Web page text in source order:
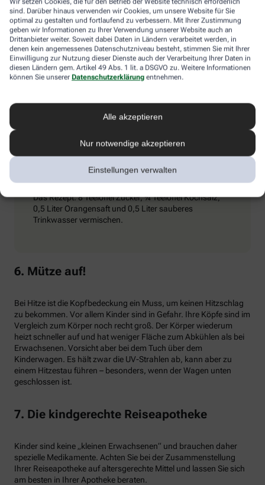
sind. Darüber hinaus verwenden wir Cookies, um unsere Website für Sie
optimal zu gestalten und fortlaufend zu verbessern. Mit Ihrer Zustimmung
geben wir Informationen zu Ihrer Verwendung unserer Website auch an
Drittanbieter weiter. Soweit dabei Daten in Ländern verarbeitet werden, in
denen kein angemessenes Datenschutzniveau besteht, stimmen Sie mit Ihrer
Einwilligung zur Nutzung dieser Dienste auch der Verarbeitung Ihrer Daten in
diesen Ländern gem. Artikel 49 Abs. 1 lit. a DSGVO zu. Weitere Informationen
können Sie unserer Datenschutzerklärung entnehmen.
Alle akzeptieren
Nur notwendige akzeptieren
Einstellungen verwalten
Umschlägen) und ihn dazu zu bewegen, kaltes Mineralwasser zu
trinken. Achtung: Schmerzmittel sind tabu – sie können den
Zustand verschlimmern.
Extra-Tipp
dass vermehrt Elektrolyte (Mineralstoffe) aus dem
Durchfall vor. Wichtig ist es dann, seinen
Elektrolythaushalt aufzubessern. Eine entsprechende
„Elektrolyt-Lösung“ kann man in Apotheken kaufen,
aber auch selbst zubereiten.
Das Rezept: 8 Teelöffel Zucker, ¾ Teelöffel Kochsalz,
0,5 Liter Orangensaft und 0,5 Liter sauberes
Trinkwasser vermischen.
6. Mütze auf!
Bei Hitze ist die Kopfbedeckung ein Muss, um keinen Hitzschlag
zu bekommen. Vor allem Kinder sind in Gefahr. Ihre Köpfe sind im
Vergleich zum Körper noch recht groß. Der Körper wiederum
heizt schneller auf und hat weniger Fläche zum Abkühlen als bei
Erwachsenen. Vorsicht aber bei dem Tuch über dem
Kinderwagen. Es hält zwar die UV-Strahlen ab, kann aber zu
einem Hitzestau führen – besonders, wenn der Wagen unten
geschlossen ist.
7. Die kindgerechte Reiseapotheke
Kinder sind keine „kleinen Erwachsenen“ und brauchen daher
spezielle Medikamente. Achten Sie bei der Zusammenstellung
Ihrer Reiseapotheke auf altersgerechte Mittel und lassen Sie sich
am besten in Ihrer Apotheke beraten.